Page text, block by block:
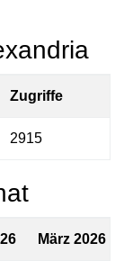
Zugriffe
2915
März 2026